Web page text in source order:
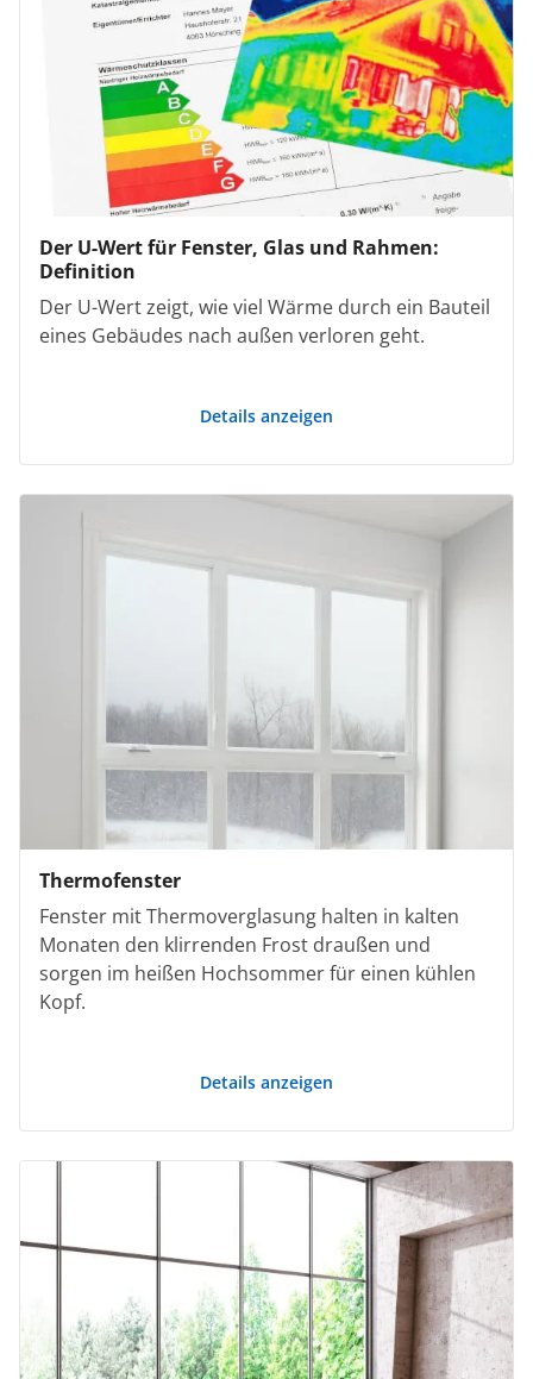
Der U-Wert für Fenster, Glas und Rahmen:
Definition
Der U-Wert zeigt, wie viel Wärme durch ein Bauteil
eines Gebäudes nach außen verloren geht.
Details anzeigen
Thermofenster
Fenster mit Thermoverglasung halten in kalten
Monaten den klirrenden Frost draußen und
sorgen im heißen Hochsommer für einen kühlen
Kopf.
Details anzeigen